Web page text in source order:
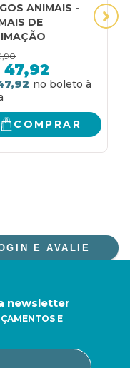
ANIMAIS -
DE
47,92
COMPRAR
E AVALIE
newsletter
E